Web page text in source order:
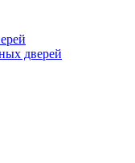
дверей